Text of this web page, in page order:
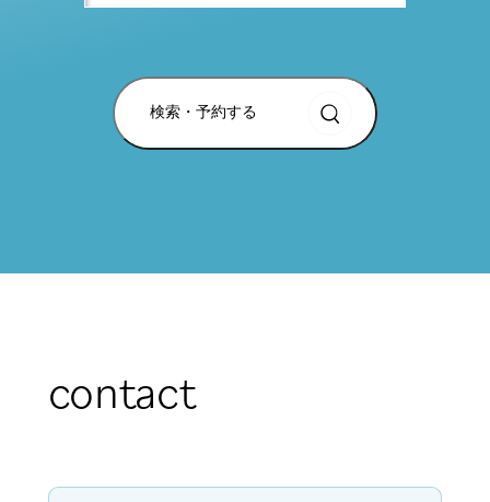
検索・予約する
contact